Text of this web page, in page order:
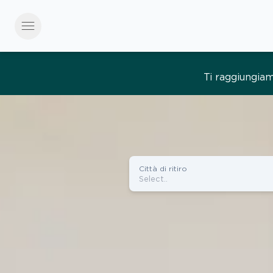
menu
Tutto semplice,
Città di ritiro